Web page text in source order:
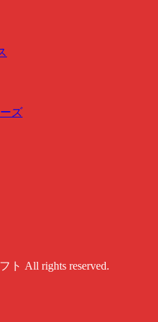
ズ
ト All rights reserved.